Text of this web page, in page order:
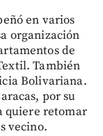
en varios
organización
de
También
Bolivariana.
por su
quiere retomar
vecino.